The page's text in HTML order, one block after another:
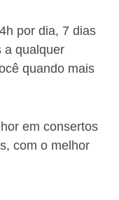
por dia, 7 dias
a qualquer
quando mais
em consertos
com o melhor